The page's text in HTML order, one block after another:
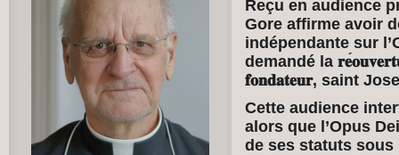
Reçu en audience
Gore affirme avoir
indépendante sur
demandé la 𝐫𝐞
𝐟𝐨𝐧𝐝𝐚𝐭𝐞𝐮𝐫, saint
Cette audience
alors que l’Opus
de ses statuts